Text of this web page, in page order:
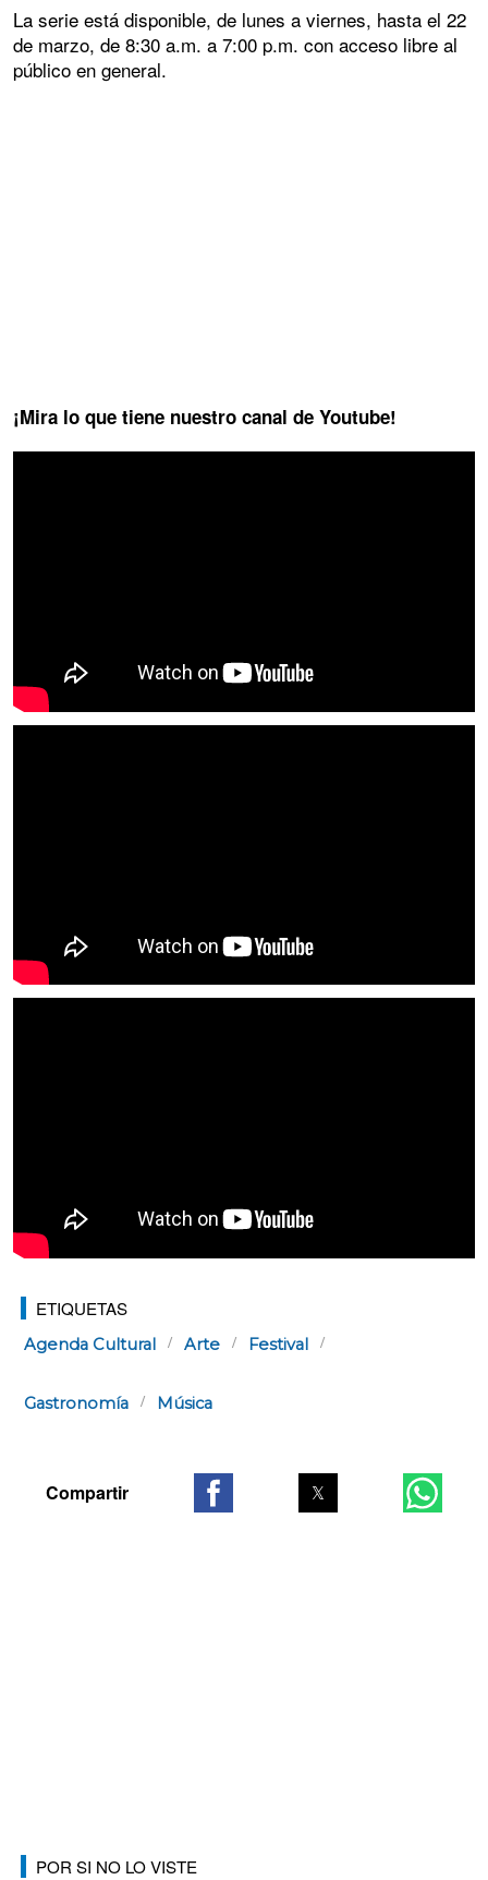
La serie está disponible, de lunes a viernes, hasta el 22
de marzo, de 8:30 a.m. a 7:00 p.m. con acceso libre al
público en general.
¡Mira lo que tiene nuestro canal de Youtube!
ETIQUETAS
Agenda Cultural Arte Festival
Gastronomía Música
POR SI NO LO VISTE